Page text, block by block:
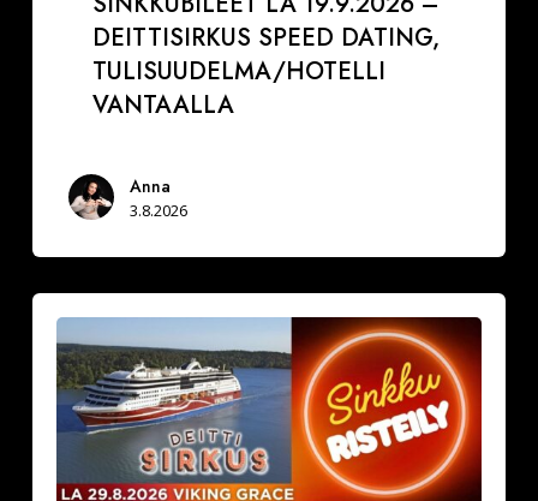
DEITTISIRKUS SPEED DATING,
TULISUUDELMA/HOTELLI
VANTAALLA
Anna
3.8.2026
29.8.2026
Varaa
paikkasi
Sinkkuristeilylle